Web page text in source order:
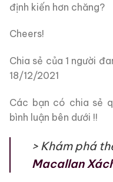
định kiến hơn chăng?
Cheers!
Chia sẻ của 1 người
18/12/2021
Các bạn có chia sẻ
bình luận bên dưới !!
> Khám phá
Macallan